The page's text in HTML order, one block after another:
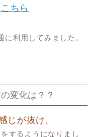
ちら
利用してみました。
変化は？？
じが抜け、
をするようになりまし